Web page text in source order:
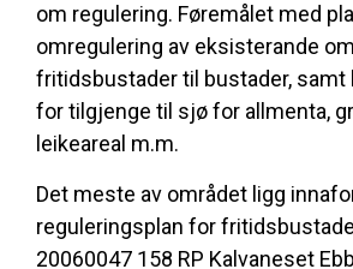
om regulering. Føremålet med
omregulering av eksisterande
fritidsbustader til bustader, samt
for tilgjenge til sjø for allmenta,
leikeareal m.m.
Det meste av området ligg
reguleringsplan for
20060047 158 RP Kalvaneset